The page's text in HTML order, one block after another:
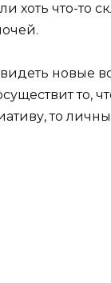
хоть что-то
новые
то,
то